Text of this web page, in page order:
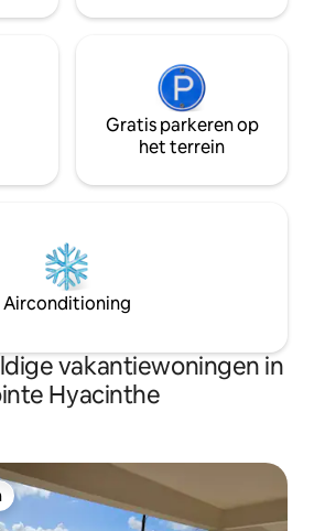
Gratis parkeren op
het terrein
Airconditioning
vakantiewoningen in
Hyacinthe